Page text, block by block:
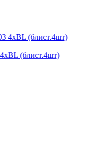
(блист.4шт)